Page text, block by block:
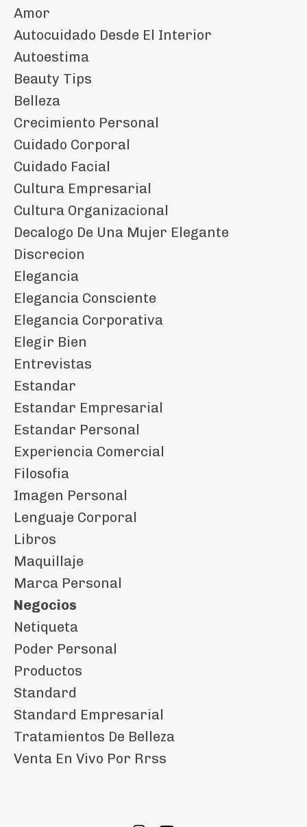
Amor
Autocuidado Desde El Interior
Autoestima
Beauty Tips
Belleza
Crecimiento Personal
Cuidado Corporal
Cuidado Facial
Cultura Empresarial
Cultura Organizacional
Decalogo De Una Mujer Elegante
Discrecion
Elegancia
Elegancia Consciente
Elegancia Corporativa
Elegir Bien
Entrevistas
Estandar
Estandar Empresarial
Estandar Personal
Experiencia Comercial
Filosofia
Imagen Personal
Lenguaje Corporal
Libros
Maquillaje
Marca Personal
Negocios
Netiqueta
Poder Personal
Productos
Standard
Standard Empresarial
Tratamientos De Belleza
Venta En Vivo Por Rrss